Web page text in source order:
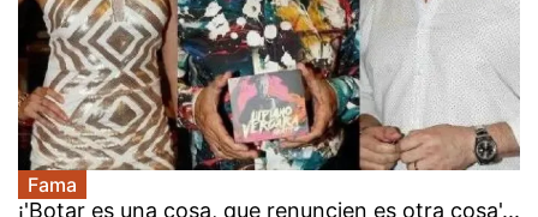
Fama
¡'Botar es una cosa, que renuncien es otra cosa'...